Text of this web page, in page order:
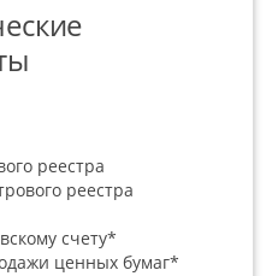
реестра
реестра
счету*
ценных бумаг*